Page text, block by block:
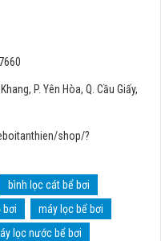
P. Yên Hòa, Q. Cầu Giấy,
shop/?
bình lọc cát bể bơi
bơi
máy lọc bể bơi
lọc nước bể bơi